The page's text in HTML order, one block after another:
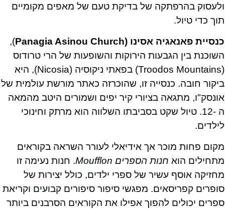
ולעסוק בהרפתקה של בדיקת טעם של מאפים מקומיים
תוך כדי טיול.
כנסיית פאנאגיה אסינו (Panagia Asinou Church
),
השוכנת בין הגבעות הירוקות והשופעות של הרי טרודוס
(Troodos Mountains) בפאתי ניקוסיה (Nicosia), היא
ביקור חובה. כנסייה זו, שהוכרזה כאתר מורשת עולמית של
אונסק"ו, מתגאה בציורי קיר יפים ושמורים היטב מהמאה
ה -12. טיול שקט בסביבתו השלווה הוא מרתק וחינוכי
לילדים.
מקום פחות מוכר אך אידיאלי לעורר השראה בקוראים
מתחילים הוא חנות הספרים Moufflon
. חנות נעימה זו
מחזיקה אוסף עשיר של ספרי ילדים, כולל יצירות של
סופרים קפריסאים. מפגשי סיפור סיפורים קבועים וקריאת
ספרים יכולים להפוך אפילו את הקוראים הסרבנים ביותר